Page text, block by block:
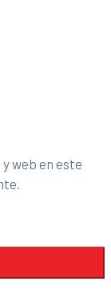
web en este